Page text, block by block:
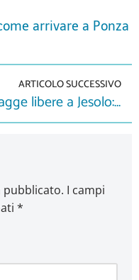
arrivare a Ponza
ARTICOLO SUCCESSIVO
Spiagge libere a Jesolo: consigli utili
pubblicato. I campi
*